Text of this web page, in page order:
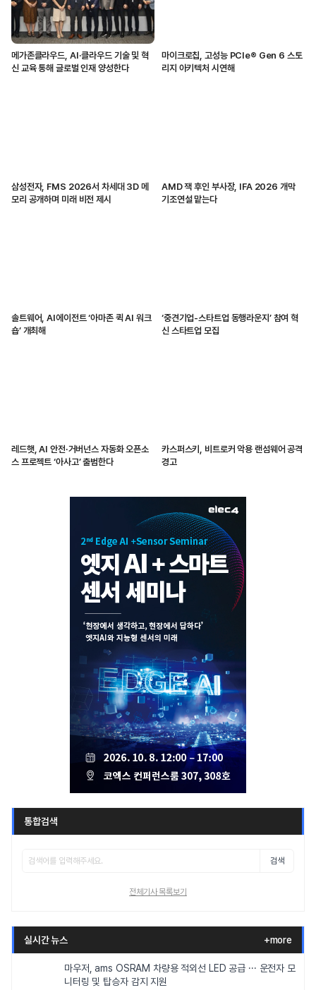
메가존클라우드, AI·클라우드 기술 및 혁
신 교육 통해 글로벌 인재 양성한다
마이크로칩, 고성능 PCIe® Gen 6 스토
리지 아키텍처 시연해
삼성전자, FMS 2026서 차세대 3D 메
모리 공개하며 미래 비전 제시
AMD 잭 후인 부사장, IFA 2026 개막
기조연설 맡는다
솔트웨어, AI에이전트 ‘아마존 퀵 AI 워크
숍’ 개최해
‘중견기업-스타트업 동행라운지’ 참여 혁
신 스타트업 모집
레드햇, AI 안전·거버넌스 자동화 오픈소
스 프로젝트 ‘아사고’ 출범한다
카스퍼스키, 비트로커 악용 랜섬웨어 공격
경고
통합검색
검색
전체기사 목록보기
실시간 뉴스 +more
마우저, ams OSRAM 차량용 적외선 LED 공급 ··· 운전자 모
니터링 및 탑승자 감지 지원